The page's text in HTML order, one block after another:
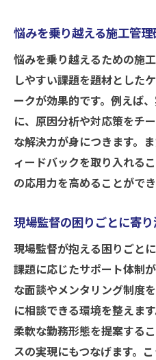
悩みを乗り越える施工管
悩みを乗り越えるための施
しやすい課題を題材とした
ークが効果的です。例えば
に、原因分析や対応策をチ
な解決力が身につきます。
ィードバックを取り入れる
の応用力を高めることができ
現場監督の困りごとに寄
現場監督が抱える困りごと
課題に応じたサポート体制
な面談やメンタリング制度
に相談できる環境を整えま
柔軟な勤務形態を提案する
スの実現にもつなげます。